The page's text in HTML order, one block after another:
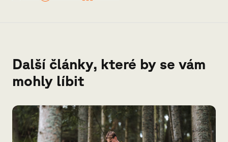
Další články, které by se vám
mohly líbit